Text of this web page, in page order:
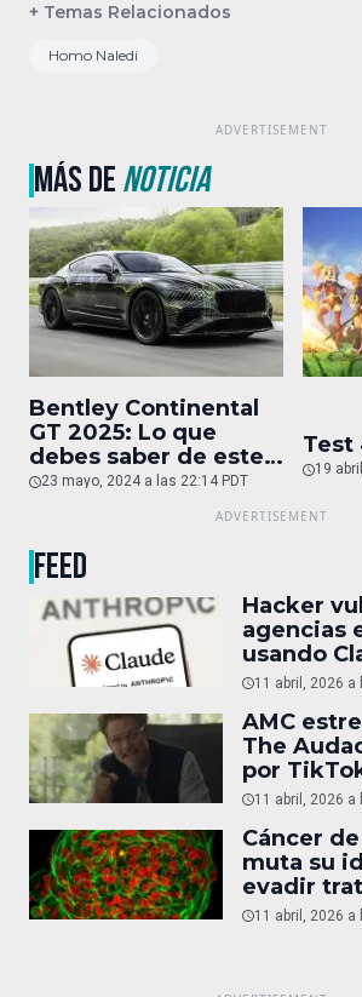
+ Temas Relacionados
Homo Naledi
MÁS DENOTICIA
Bentley Continental
GT 2025: Lo que
debes saber de este
auto de superlujo
23 mayo, 2024 a las 22:14 PDT
Test
19
FEED
Hacker
agencias
usando
ChatGPT
11 abril, 2026 a
AMC
The
por
11 abril, 2026 a
Cáncer
muta su
evadir
11 abril, 2026 a